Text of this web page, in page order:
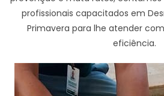
profissionais capacitados em
Primavera para lhe atender
eficiência.